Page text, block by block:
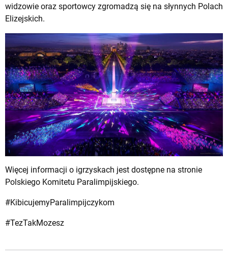
widzowie oraz sportowcy zgromadzą się na słynnych Polach
Elizejskich.
Więcej informacji o igrzyskach jest dostępne na stronie
Polskiego Komitetu Paralimpijskiego.
#KibicujemyParalimpijczykom
#TezTakMozesz